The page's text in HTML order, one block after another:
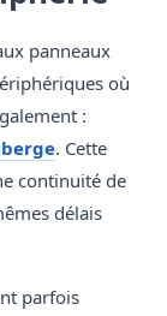
panneaux
où
:
. Cette
continuité de
délais
parfois